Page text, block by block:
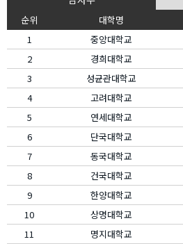
순위 대학명
1
중앙대학교
2
경희대학교
3
성균관대학교
4
고려대학교
5
연세대학교
6
단국대학교
7
동국대학교
8
건국대학교
9
한양대학교
10
상명대학교
11
명지대학교